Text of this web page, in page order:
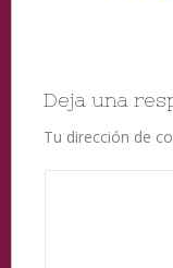
Deja una
Tu dirección de